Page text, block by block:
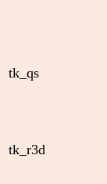
tk_qs
tk_r3d